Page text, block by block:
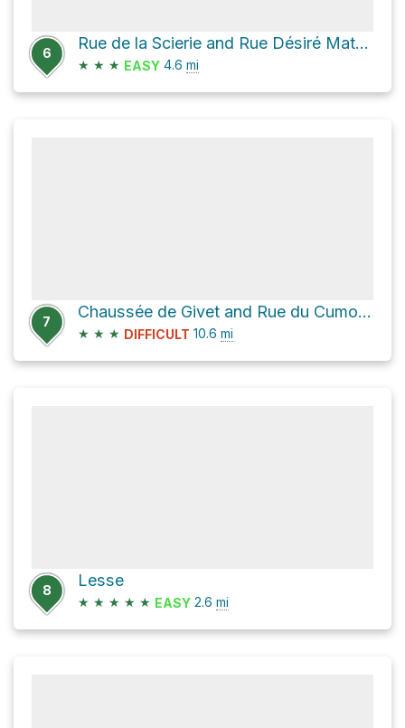
6
Rue de la Scierie and Rue Désiré Mathieu Loop
★ ★ ★ EASY 4.6 mi
7
Chaussée de Givet and Rue du Cumont Loop
★ ★ ★ DIFFICULT 10.6 mi
8
Lesse
★ ★ ★ ★ ★ EASY 2.6 mi